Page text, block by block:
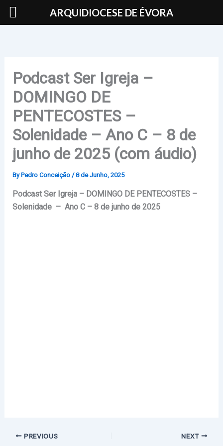
Skip
Podcast Ser Igreja –
DOMINGO DE
PENTECOSTES –
Solenidade – Ano C – 8 de
junho de 2025 (com áudio)
By Pedro Conceição /8 de Junho, 2025
Podcast Ser Igreja – DOMINGO DE PENTECOSTES –
Solenidade – Ano C – 8 de junho de 2025
PREVIOUS NEXT
ARQUIDIOCESE DE ÉVORA